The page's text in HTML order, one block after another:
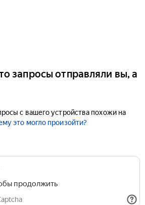
запросы отправляли вы, а
с вашего устройства похожи на
это могло произойти?
продолжить